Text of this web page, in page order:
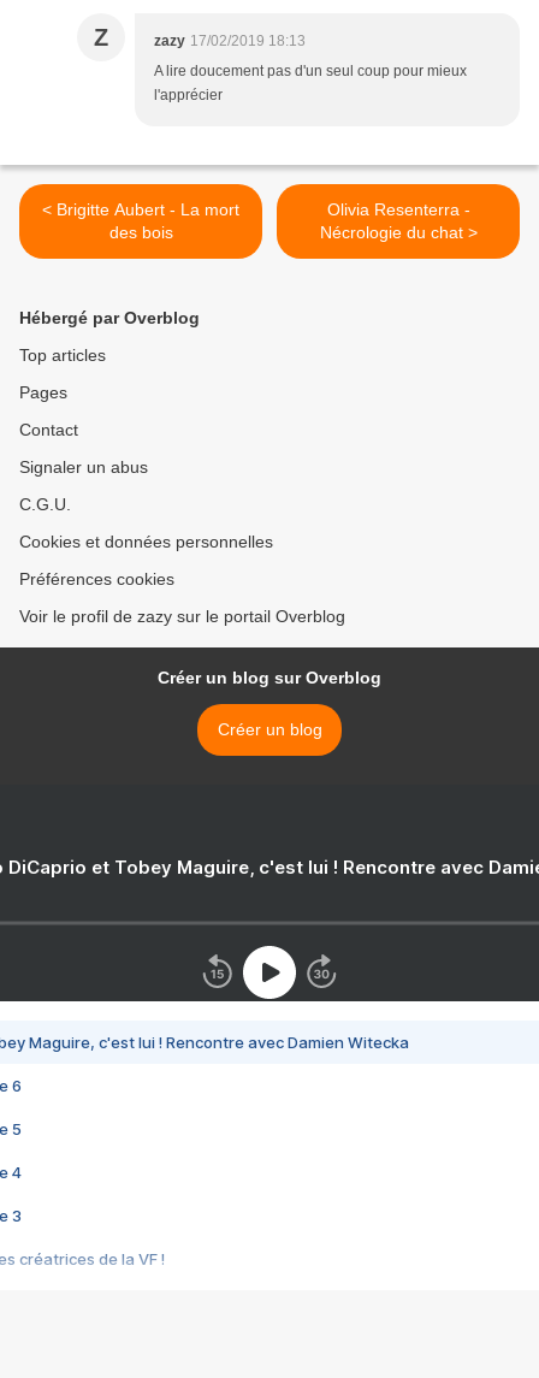
Z zazy 17/02/2019 18:13
A lire doucement pas d'un seul coup pour mieux
l'apprécier
< Brigitte Aubert - La mort
des bois
Olivia Resenterra -
Nécrologie du chat >
Hébergé par Overblog
Top articles
Pages
Contact
Signaler un abus
C.G.U.
Cookies et données personnelles
Préférences cookies
Voir le profil de zazy sur le portail Overblog
Créer un blog sur Overblog
Créer un blog
DiCaprio et Tobey Maguire, c'est lui ! Rencontre avec
Maguire, c'est lui ! Rencontre avec Damien Witecka
6
5
4
3
créatrices de la VF !